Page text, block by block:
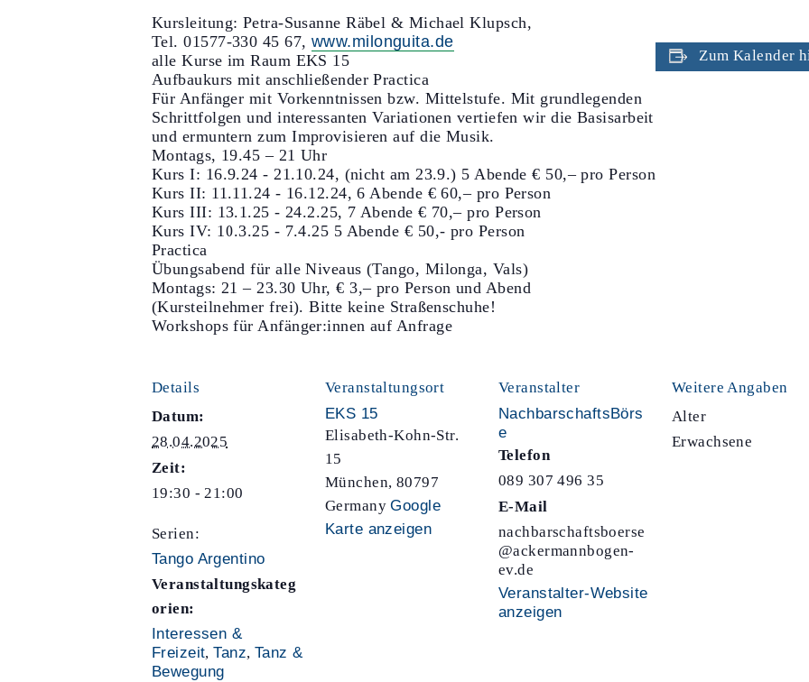
Kursleitung: Petra-Susanne Räbel & Michael Klupsch,
Tel. 01577-330 45 67, www.milonguita.de
alle Kurse im Raum EKS 15
Aufbaukurs mit anschließender Practica
Für Anfänger mit Vorkenntnissen bzw. Mittelstufe. Mit grundlegenden
Schrittfolgen und interessanten Variationen vertiefen wir die Basisarbeit
und ermuntern zum Improvisieren auf die Musik.
Montags, 19.45 – 21 Uhr
Kurs I: 16.9.24 - 21.10.24, (nicht am 23.9.) 5 Abende € 50,– pro Person
Kurs II: 11.11.24 - 16.12.24, 6 Abende € 60,– pro Person
Kurs III: 13.1.25 - 24.2.25, 7 Abende € 70,– pro Person
Kurs IV: 10.3.25 - 7.4.25 5 Abende € 50,- pro Person
Practica
Übungsabend für alle Niveaus (Tango, Milonga, Vals)
Montags: 21 – 23.30 Uhr, € 3,– pro Person und Abend
(Kursteilnehmer frei). Bitte keine Straßenschuhe!
Workshops für Anfänger:innen auf Anfrage
Zum Kalender
Details
Datum:
28.04.2025
Zeit:
19:30 - 21:00
Serien:
Tango Argentino
Veranstaltungskateg
orien:
Interessen &
Freizeit,Tanz, Tanz &
Bewegung
Veranstaltungsort
EKS 15
Elisabeth-Kohn-Str.
15
München, 80797
Germany Google
Karte anzeigen
Veranstalter
NachbarschaftsBörs
e
Telefon
089 307 496 35
E-Mail
nachbarschaftsboerse
@ackermannbogen-
ev.de
Veranstalter-Website
anzeigen
Weitere Angaben
Alter
Erwachsene